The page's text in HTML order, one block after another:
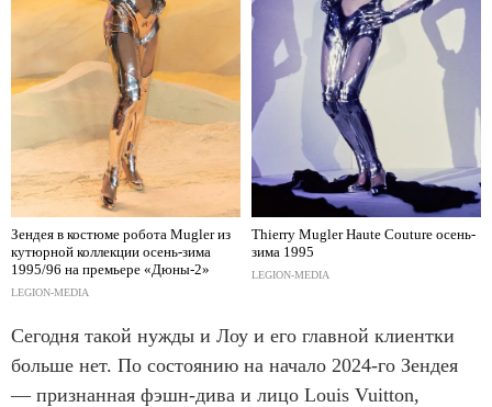
Зендея в костюме робота Mugler из
кутюрной коллекции осень-зима
1995/96 на премьере «Дюны-2»
LEGION-MEDIA
Thierry Mugler Haute Couture осень-
зима 1995
LEGION-MEDIA
Сегодня такой нужды и Лоу и его главной клиентки
больше нет. По состоянию на начало 2024-го Зендея
— признанная фэшн-дива и лицо Louis Vuitton,